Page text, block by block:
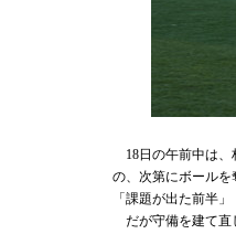
18日の午前中は、
の、次第にボールを
「課題が出た前半
だが守備を建て直